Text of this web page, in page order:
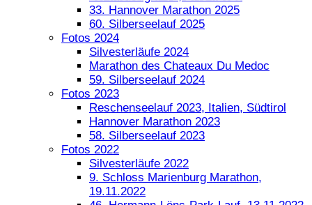
33. Hannover Marathon 2025
60. Silberseelauf 2025
Fotos 2024
Silvesterläufe 2024
Marathon des Chateaux Du Medoc
59. Silberseelauf 2024
Fotos 2023
Reschenseelauf 2023, Italien, Südtirol
Hannover Marathon 2023
58. Silberseelauf 2023
Fotos 2022
Silvesterläufe 2022
9. Schloss Marienburg Marathon,
19.11.2022